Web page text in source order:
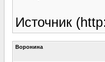
Источник
Воронина